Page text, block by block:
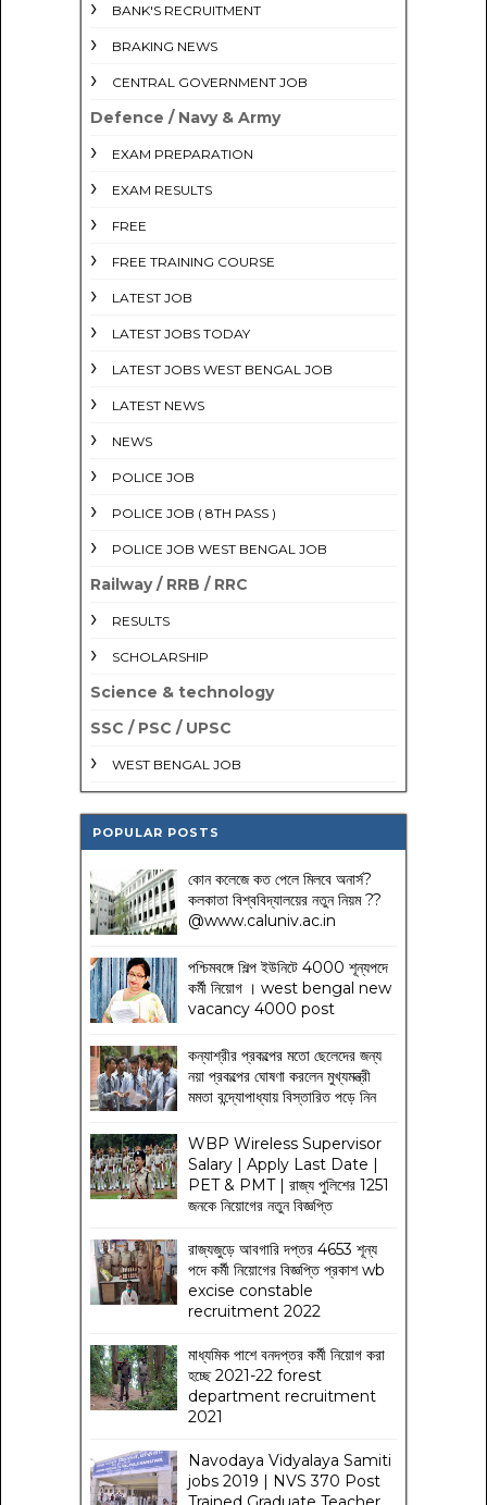
BANK'S RECRUITMENT
BRAKING NEWS
CENTRAL GOVERNMENT JOB
Defence / Navy & Army
EXAM PREPARATION
EXAM RESULTS
FREE
FREE TRAINING COURSE
LATEST JOB
LATEST JOBS TODAY
LATEST JOBS WEST BENGAL JOB
LATEST NEWS
NEWS
POLICE JOB
POLICE JOB ( 8TH PASS )
POLICE JOB WEST BENGAL JOB
Railway / RRB / RRC
RESULTS
SCHOLARSHIP
Science & technology
SSC / PSC / UPSC
WEST BENGAL JOB
POPULAR POSTS
কোন কলেজে কত পেলে মিলবে অনার্স?
কলকাতা বিশ্ববিদ্যালয়ের নতুন নিয়ম??
@www.caluniv.ac.in
পশ্চিমবঙ্গে শিল্প ইউনিটে 4000 শূন্যপদে
কর্মী নিয়োগ । west bengal new
vacancy 4000 post
কন্যাশ্রীর প্রকল্পের মতো ছেলেদের জন্য
নয়া প্রকল্পের ঘোষণা করলেন মুখ্যমন্ত্রী
মমতা বন্দ্যোপাধ্যায় বিস্তারিত পড়ে নিন
WBP Wireless Supervisor
Salary | Apply Last Date |
PET & PMT | রাজ্য পুলিশের 1251
জনকে নিয়োগের নতুন বিজ্ঞপ্তি
রাজ্যজুড়ে আবগারি দপ্তর 4653 শূন্য
পদে কর্মী নিয়োগের বিজ্ঞপ্তি প্রকাশ wb
excise constable
recruitment 2022
মাধ্যমিক পাশে বনদপ্তর কর্মী নিয়োগ করা
হচ্ছে 2021-22 forest
department recruitment
2021
Navodaya Vidyalaya Samiti
jobs 2019 | NVS 370 Post